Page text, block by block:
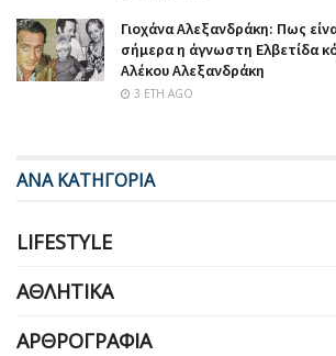
Γιοχάνα Αλεξανδράκη: Πως
σήμερα η άγνωστη Ελβετίδα
Αλέκου Αλεξανδράκη
3 ΈΤΗ AGO
ΑΝΑ ΚΑΤΗΓΟΡΙΑ
LIFESTYLE
ΑΘΛΗΤΙΚΆ
ΑΡΘΡΟΓΡΑΦΊΑ